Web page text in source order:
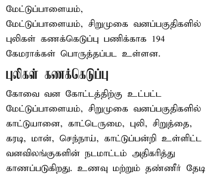
மேட்டுப்பாளையம்,
மேட்டுப்பாளையம், சிறுமுகை வனப்பகுதிகளில்
புலிகள் கணக்கெடுப்பு பணிக்காக 194
கேமராக்கள் பொருத்தப்பட உள்ளன.
புலிகள் கணக்கெடுப்பு
கோவை வன கோட்டத்திற்கு உட்பட்ட
மேட்டுப்பாளையம், சிறுமுகை வனப்பகுதிகளில்
காட்டுயானை, காட்டெருமை, புலி, சிறுத்தை,
கரடி, மான், செந்நாய், காட்டுப்பன்றி உள்ளிட்ட
வனவிலங்குகளின் நடமாட்டம் அதிகரித்து
காணப்படுகிறது. உணவு மற்றும் தண்ணீர் தேடி